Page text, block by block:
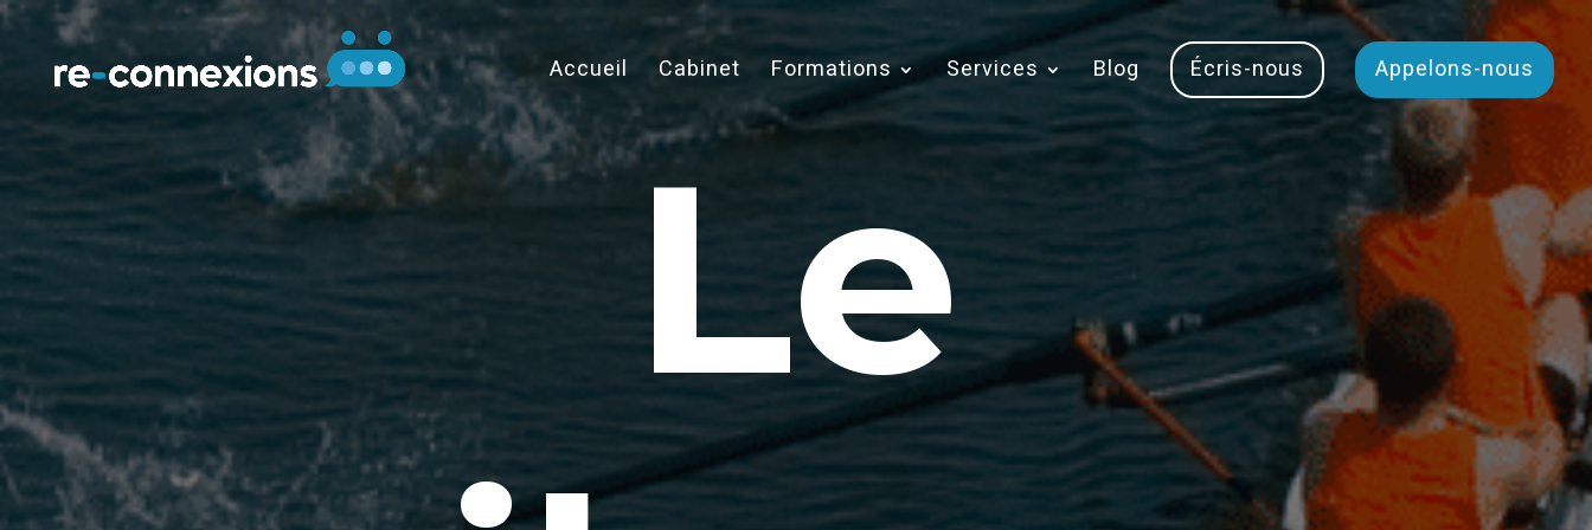
Accueil Cabinet Formations Services Blog Écris-nous Appelons-nous
Le